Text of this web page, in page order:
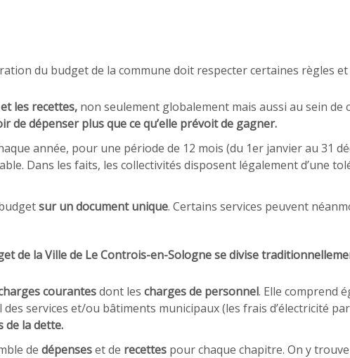
du budget de la commune doit respecter certaines règles
les recettes, non seulement globalement mais aussi au sein de
de dépenser plus que ce qu’elle prévoit de gagner.
année, pour une période de 12 mois (du 1er janvier au 31
Dans les faits, les collectivités disposent légalement d’une
sur un document unique. Certains services peuvent
de la Ville de Le Controis-en-Sologne se divise
courantesdont les charges de personnel. Elle comprend
services et/ou bâtiments municipaux (les frais d’électricité
de la dette.
de dépenseset de recettes pour chaque chapitre. On y